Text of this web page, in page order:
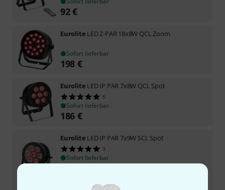
92€
Eurolite LED Z-PAR 18x8W QCL Zoom
Sofort lieferbar
198 €
Eurolite LED IP PAR 7x8W QCL Spot
6
Sofort lieferbar
186 €
Eurolite LED IP PAR 7x9W SCL Spot
3
Sofort lieferbar